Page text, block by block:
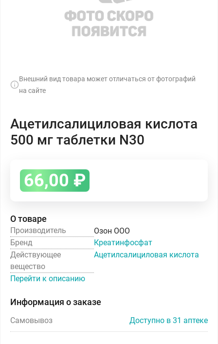
Внешний вид товара может отличаться от фотографий
на сайте
Ацетилсалициловая кислота
500 мг таблетки N30
66,00 ₽
О товаре
Производитель
Озон ООО
Бренд
Креатинфосфат
Действующее
вещество
Ацетилсалициловая кислота
Перейти к описанию
Информация о заказе
Самовывоз Доступно в 31 аптеке